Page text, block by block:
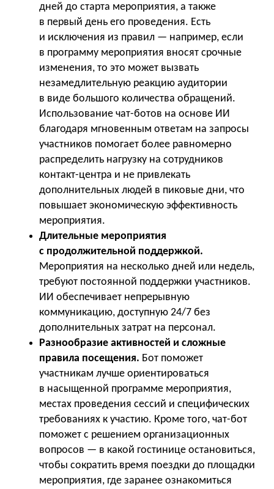
дней до старта мероприятия, а также
в первый день его проведения. Есть
и исключения из правил — например, если
в программу мероприятия вносят срочные
изменения, то это может вызвать
незамедлительную реакцию аудитории
в виде большого количества обращений.
Использование чат-ботов на основе ИИ
благодаря мгновенным ответам на запросы
участников помогает более равномерно
распределить нагрузку на сотрудников
контакт-центра и не привлекать
дополнительных людей в пиковые дни, что
повышает экономическую эффективность
мероприятия.
Длительные мероприятия
с продолжительной поддержкой.
Мероприятия на несколько дней или недель,
требуют постоянной поддержки участников.
ИИ обеспечивает непрерывную
коммуникацию, доступную 24/7 без
дополнительных затрат на персонал.
Разнообразие активностей и сложные
правила посещения. Бот поможет
участникам лучше ориентироваться
в насыщенной программе мероприятия,
местах проведения сессий и специфических
требованиях к участию. Кроме того, чат-бот
поможет с решением организационных
вопросов — в какой гостинице остановиться,
чтобы сократить время поездки до площадки
мероприятия, где заранее ознакомиться